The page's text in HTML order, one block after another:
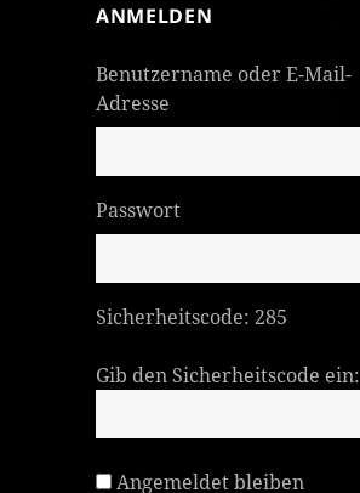
ANMELDEN
Benutzername oder E-Mail-
Adresse
Passwort
Sicherheitscode: 285
Gib den Sicherheitscode ein:
Angemeldet bleiben